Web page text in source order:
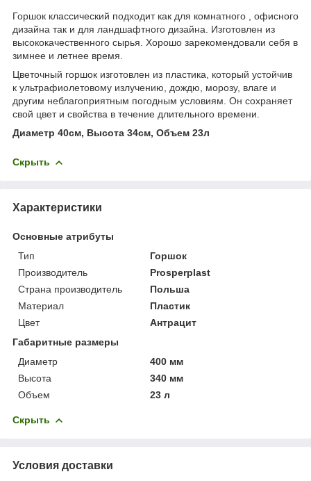
Горшок классический подходит как для комнатного , офисного
дизайна так и для ландшафтного дизайна. Изготовлен из
высококачественного сырья. Хорошо зарекомендовали себя в
зимнее и летнее время.
Цветочный горшок изготовлен из пластика, который устойчив
к ультрафиолетовому излучению, дождю, морозу, влаге и
другим неблагоприятным погодным условиям. Он сохраняет
свой цвет и свойства в течение длительного времени.
Диаметр 40см, Высота 34см, Объем 23л
Скрыть
Характеристики
Основные атрибуты
Тип
Горшок
Производитель
Prosperplast
Страна производитель
Польша
Материал
Пластик
Цвет
Антрацит
Габаритные размеры
Диаметр
400 мм
Высота
340 мм
Объем
23 л
Скрыть
Условия доставки